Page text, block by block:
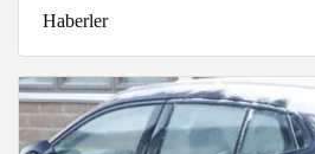
Haberler